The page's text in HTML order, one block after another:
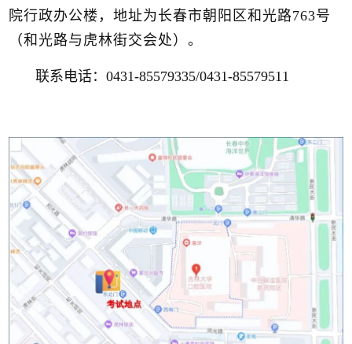
院行政办公楼，地址为长春市朝阳区和光路763号
（和光路与虎林街交会处）。
联系电话：0431-85579335/0431-85579511